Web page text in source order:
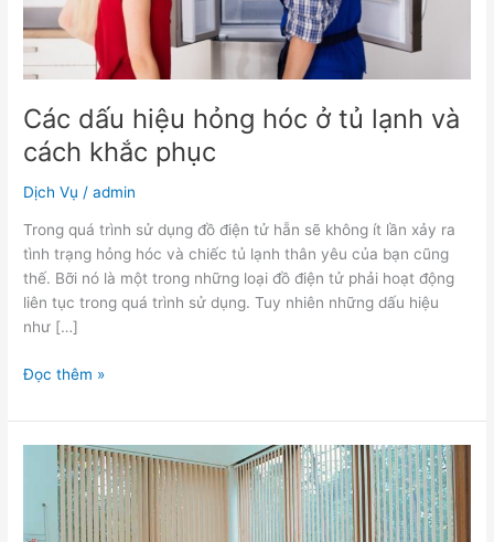
Các dấu hiệu hỏng hóc ở tủ lạnh và
cách khắc phục
Dịch Vụ /admin
Trong quá trình sử dụng đồ điện tử hẵn sẽ không ít lần xảy ra
tình trạng hỏng hóc và chiếc tủ lạnh thân yêu của bạn cũng
thế. Bỡi nó là một trong những loại đồ điện tử phải hoạt động
liên tục trong quá trình sử dụng. Tuy nhiên những dấu hiệu
như […]
cách
khắc
phục
Đọc thêm »
Mách
thông